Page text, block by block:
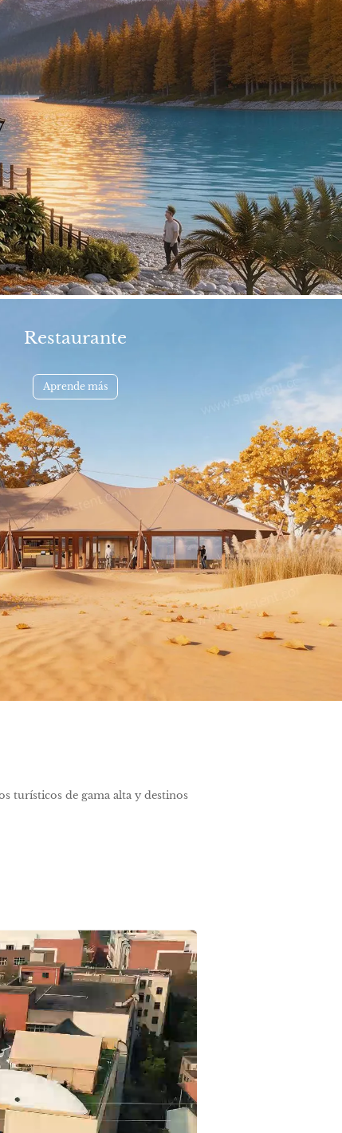
Restaurante
Aprende más
turísticos de gama alta y destinos